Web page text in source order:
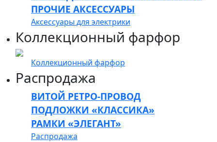
ПРОЧИЕ АКСЕССУАРЫ
Аксессуары для электрики
Коллекционный фарфор
Коллекционный фарфор
Распродажа
ВИТОЙ РЕТРО-ПРОВОД
ПОДЛОЖКИ «КЛАССИКА»
РАМКИ «ЭЛЕГАНТ»
Распродажа